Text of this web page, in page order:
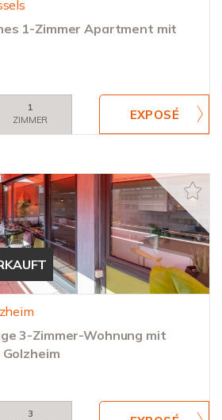
1-Zimmer Apartment mit
1
ZIMMER
3-Zimmer-Wohnung mit
3